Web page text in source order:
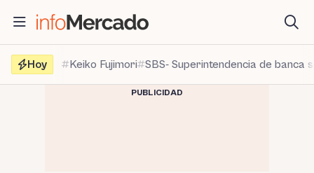
contenido
Hoy
Keiko Fujimori SBS- Superintendencia de banca
PUBLICIDAD